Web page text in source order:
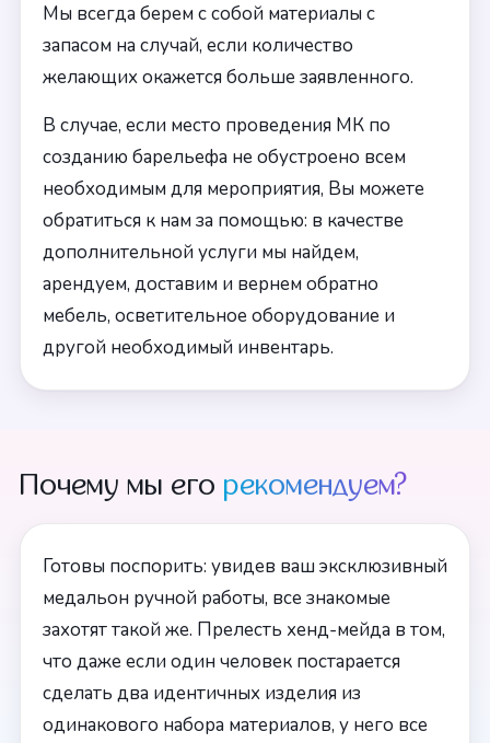
Мы всегда берем с собой материалы с
запасом на случай, если количество
желающих окажется больше заявленного.
В случае, если место проведения МК по
созданию барельефа не обустроено всем
необходимым для мероприятия, Вы можете
обратиться к нам за помощью: в качестве
дополнительной услуги мы найдем,
арендуем, доставим и вернем обратно
мебель, осветительное оборудование и
другой необходимый инвентарь.
Почему мы его рекомендуем?
Готовы поспорить: увидев ваш эксклюзивный
медальон ручной работы, все знакомые
захотят такой же. Прелесть хенд-мейда в том,
что даже если один человек постарается
сделать два идентичных изделия из
одинакового набора материалов, у него все